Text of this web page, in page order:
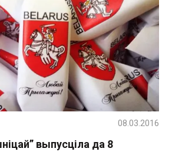
выпусціла да 8
08.03.2016